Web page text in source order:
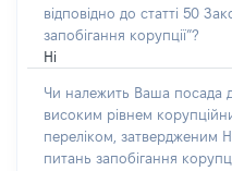
відповідно до статті 50
запобігання корупції”?
Ні
Чи належить Ваша посада
високим рівнем
переліком, затвердженим
питань запобігання